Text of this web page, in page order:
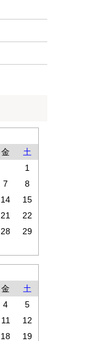
金
土
1
7
8
14
15
21
22
28
29
金
土
4
5
11
12
18 19